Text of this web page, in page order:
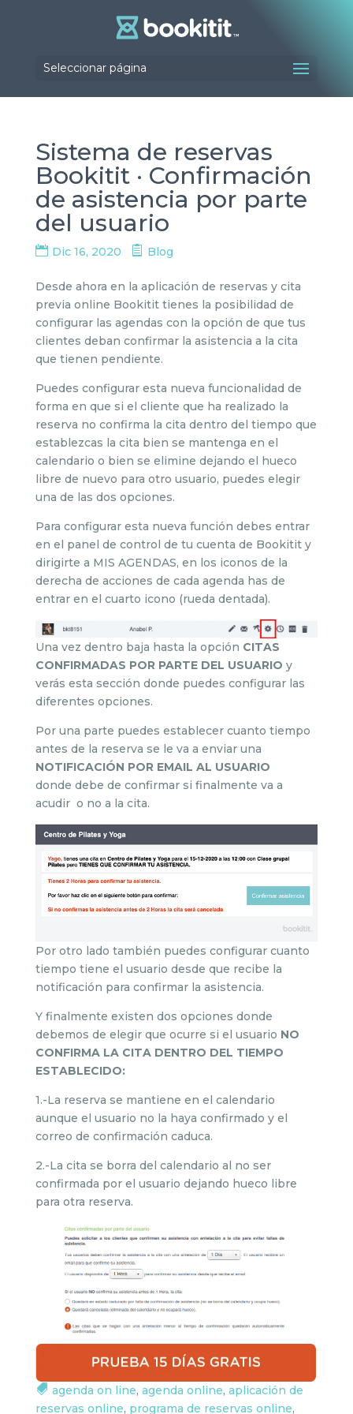
Seleccionar página
Sistema de reservas
Bookitit · Confirmación
de asistencia por parte
del usuario
Dic 16, 2020 Blog
Desde ahora en la aplicación de reservas y cita
previa online Bookitit tienes la posibilidad de
configurar las agendas con la opción de que tus
clientes deban confirmar la asistencia a la cita
que tienen pendiente.
Puedes configurar esta nueva funcionalidad de
forma en que si el cliente que ha realizado la
reserva no confirma la cita dentro del tiempo que
establezcas la cita bien se mantenga en el
calendario o bien se elimine dejando el hueco
libre de nuevo para otro usuario, puedes elegir
una de las dos opciones.
Para configurar esta nueva función debes entrar
en el panel de control de tu cuenta de Bookitit y
dirigirte a MIS AGENDAS, en los iconos de la
derecha de acciones de cada agenda has de
entrar en el cuarto icono (rueda dentada).
Una vez dentro baja hasta la opción CITAS
CONFIRMADAS POR PARTE DEL USUARIO y
verás esta sección donde puedes configurar las
diferentes opciones.
Por una parte puedes establecer cuanto tiempo
antes de la reserva se le va a enviar una
NOTIFICACIÓN POR EMAIL AL USUARIO
donde debe de confirmar si finalmente va a
acudir o no a la cita.
Por otro lado también puedes configurar cuanto
tiempo tiene el usuario desde que recibe la
notificación para confirmar la asistencia.
Y finalmente existen dos opciones donde
debemos de elegir que ocurre si el usuario NO
CONFIRMA LA CITA DENTRO DEL TIEMPO
ESTABLECIDO:
1.-La reserva se mantiene en el calendario
aunque el usuario no la haya confirmado y el
correo de confirmación caduca.
2.-La cita se borra del calendario al no ser
confirmada por el usuario dejando hueco libre
para otra reserva.
agenda on line, agenda online, aplicación de
reservas online, programa de reservas online,